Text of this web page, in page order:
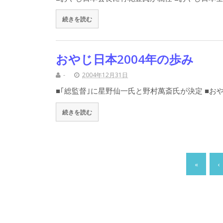
続きを読む
おやじ日本2004年の歩み
- 2004年12月31日
■｢総監督｣に星野仙一氏と野村萬斎氏が決定 ■お
続きを読む
« ‹